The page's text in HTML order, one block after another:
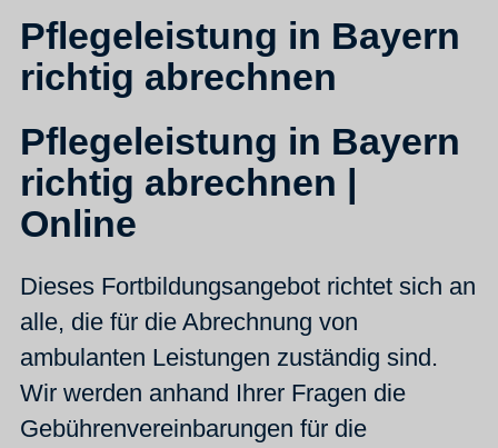
Pflegeleistung in Bayern
richtig abrechnen
Pflegeleistung in Bayern
richtig abrechnen |
Online
Dieses Fortbildungsangebot richtet sich an
alle, die für die Abrechnung von
ambulanten Leistungen zuständig sind.
Wir werden anhand Ihrer Fragen die
Gebührenvereinbarungen für die